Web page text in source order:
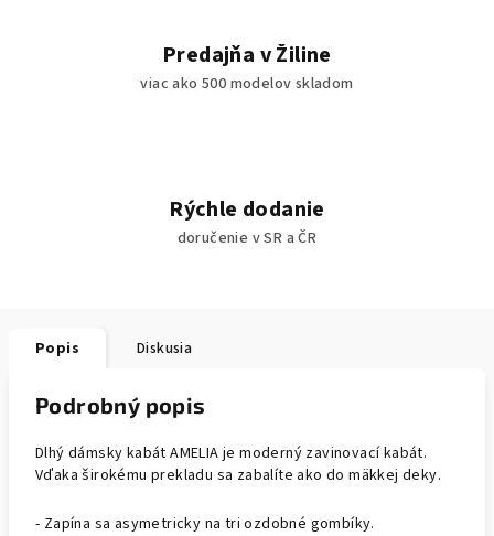
Predajňa v Žiline
viac ako 500 modelov skladom
Rýchle dodanie
doručenie v SR a ČR
Popis Diskusia
Podrobný popis
Dlhý dámsky kabát AMELIA je moderný zavinovací kabát.
Vďaka širokému prekladu sa zabalíte ako do mäkkej deky.
- Zapína sa asymetricky na tri ozdobné gombíky.